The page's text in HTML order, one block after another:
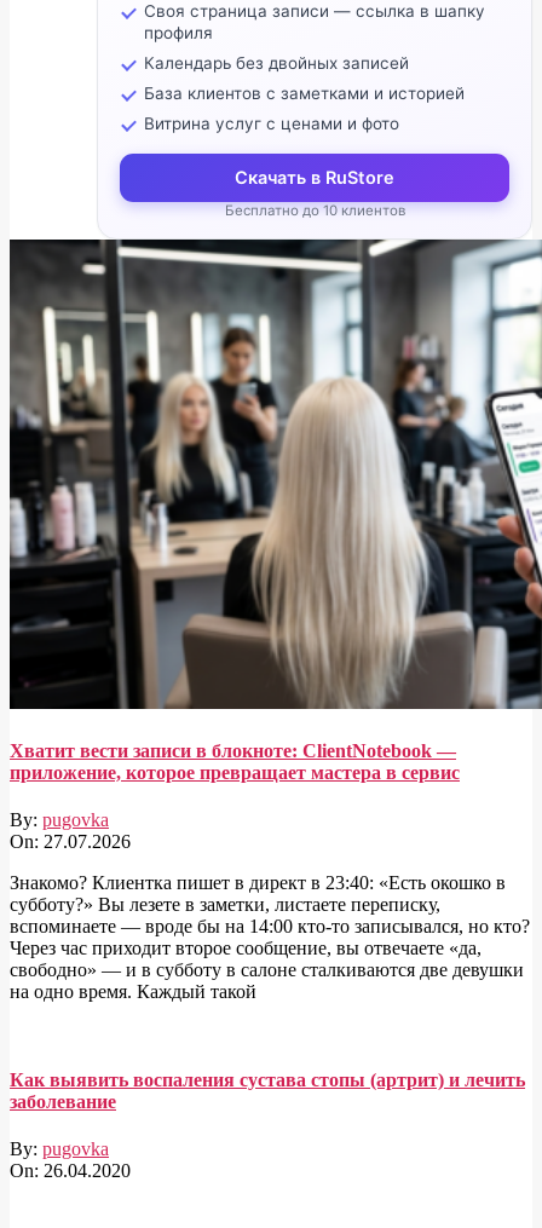
Своя страница записи — ссылка в шапку
профиля
Календарь без двойных записей
База клиентов с заметками и историей
Витрина услуг с ценами и фото
Скачать в RuStore
Бесплатно до 10 клиентов
Хватит вести записи в блокноте: ClientNotebook —
приложение, которое превращает мастера в сервис
By: pugovka
On: 27.07.2026
Знакомо? Клиентка пишет в директ в 23:40: «Есть окошко в
субботу?» Вы лезете в заметки, листаете переписку,
вспоминаете — вроде бы на 14:00 кто-то записывался, но кто?
Через час приходит второе сообщение, вы отвечаете «да,
свободно» — и в субботу в салоне сталкиваются две девушки
на одно время. Каждый такой
Как выявить воспаления сустава стопы (артрит) и лечить
заболевание
By: pugovka
On: 26.04.2020